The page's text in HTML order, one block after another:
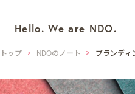
Hello. We are NDO.
トップ NDOのノート
ブランディ